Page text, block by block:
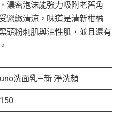
濃密泡沫能強力吸附老舊角
緊緻清涼，味道是清新柑橘
頭粉刺肌與油性肌，並且還有
uno洗面乳—新 淨洗顏
150